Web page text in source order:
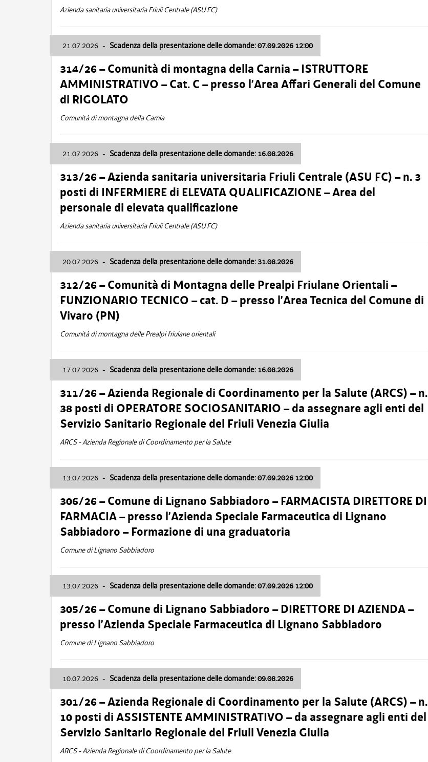
Azienda sanitaria universitaria Friuli Centrale (ASU FC)
21.07.2026 - Scadenza della presentazione delle domande: 07.09.2026 12:00
314/26 – Comunità di montagna della Carnia – ISTRUTTORE
AMMINISTRATIVO – Cat. C – presso l’Area Affari Generali del Comune
di RIGOLATO
Comunità di montagna della Carnia
21.07.2026 - Scadenza della presentazione delle domande: 16.08.2026
313/26 – Azienda sanitaria universitaria Friuli Centrale (ASU FC) – n. 3
posti di INFERMIERE di ELEVATA QUALIFICAZIONE – Area del
personale di elevata qualificazione
Azienda sanitaria universitaria Friuli Centrale (ASU FC)
20.07.2026 - Scadenza della presentazione delle domande: 31.08.2026
312/26 – Comunità di Montagna delle Prealpi Friulane Orientali –
FUNZIONARIO TECNICO – cat. D – presso l’Area Tecnica del Comune di
Vivaro (PN)
Comunità di montagna delle Prealpi friulane orientali
17.07.2026 - Scadenza della presentazione delle domande: 16.08.2026
311/26 – Azienda Regionale di Coordinamento per la Salute (ARCS) – n.
38 posti di OPERATORE SOCIOSANITARIO – da assegnare agli enti del
Servizio Sanitario Regionale del Friuli Venezia Giulia
ARCS - Azienda Regionale di Coordinamento per la Salute
13.07.2026 - Scadenza della presentazione delle domande: 07.09.2026 12:00
306/26 – Comune di Lignano Sabbiadoro – FARMACISTA DIRETTORE DI
FARMACIA – presso l’Azienda Speciale Farmaceutica di Lignano
Sabbiadoro – Formazione di una graduatoria
Comune di Lignano Sabbiadoro
13.07.2026 - Scadenza della presentazione delle domande: 07.09.2026 12:00
305/26 – Comune di Lignano Sabbiadoro – DIRETTORE DI AZIENDA –
presso l’Azienda Speciale Farmaceutica di Lignano Sabbiadoro
Comune di Lignano Sabbiadoro
10.07.2026 - Scadenza della presentazione delle domande: 09.08.2026
301/26 – Azienda Regionale di Coordinamento per la Salute (ARCS) – n.
10 posti di ASSISTENTE AMMINISTRATIVO – da assegnare agli enti del
Servizio Sanitario Regionale del Friuli Venezia Giulia
ARCS - Azienda Regionale di Coordinamento per la Salute